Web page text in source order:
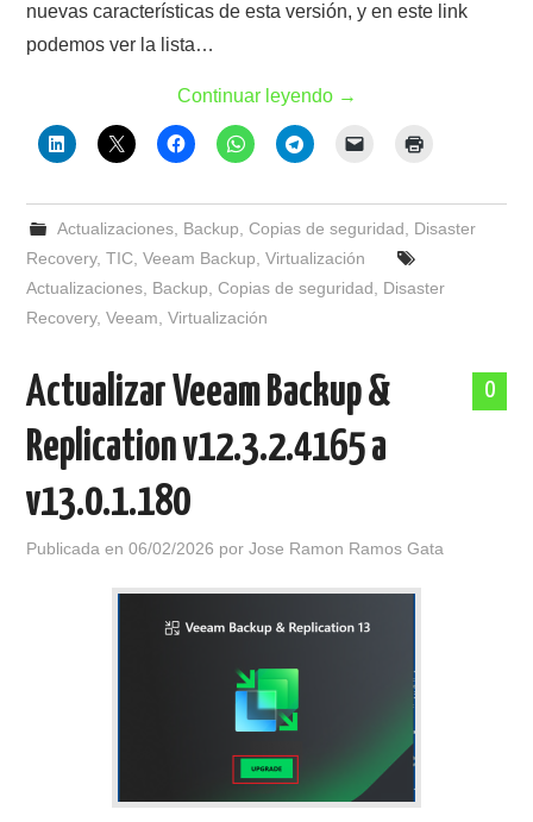
nuevas características de esta versión, y en este link
podemos ver la lista…
Continuar leyendo →
Actualizaciones, Backup Copias de seguridad
Disaster
Recovery,TIC ,Veeam Backup ,Virtualización
Actualizaciones Backup ,Copias de seguridad
Disaster
Recovery,Veeam ,Virtualización
0
Actualizar Veeam Backup &
Replication v12.3.2.4165 a
v13.0.1.180
Publicada en06/02/2026 porJose Ramon Ramos Gata